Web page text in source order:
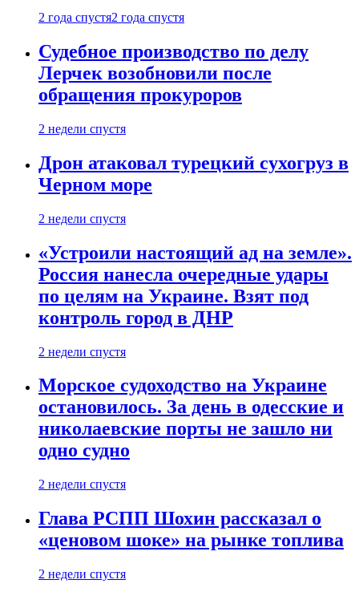
2 года спустя2 года спустя
Судебное производство по делу
Лерчек возобновили после
обращения прокуроров
2 недели спустя
Дрон атаковал турецкий сухогруз в
Черном море
2 недели спустя
«Устроили настоящий ад на земле».
Россия нанесла очередные удары
по целям на Украине. Взят под
контроль город в ДНР
2 недели спустя
Морское судоходство на Украине
остановилось. За день в одесские и
николаевские порты не зашло ни
одно судно
2 недели спустя
Глава РСПП Шохин рассказал о
«ценовом шоке» на рынке топлива
2 недели спустя